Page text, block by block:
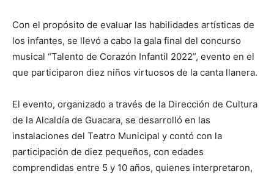
Con el propósito de evaluar las habilidades artísticas de
los infantes, se llevó a cabo la gala final del concurso
musical “Talento de Corazón Infantil 2022”, evento en el
que participaron diez niños virtuosos de la canta llanera.
El evento, organizado a través de la Dirección de Cultura
de la Alcaldía de Guacara, se desarrolló en las
instalaciones del Teatro Municipal y contó con la
participación de diez pequeños, con edades
comprendidas entre 5 y 10 años, quienes interpretaron,